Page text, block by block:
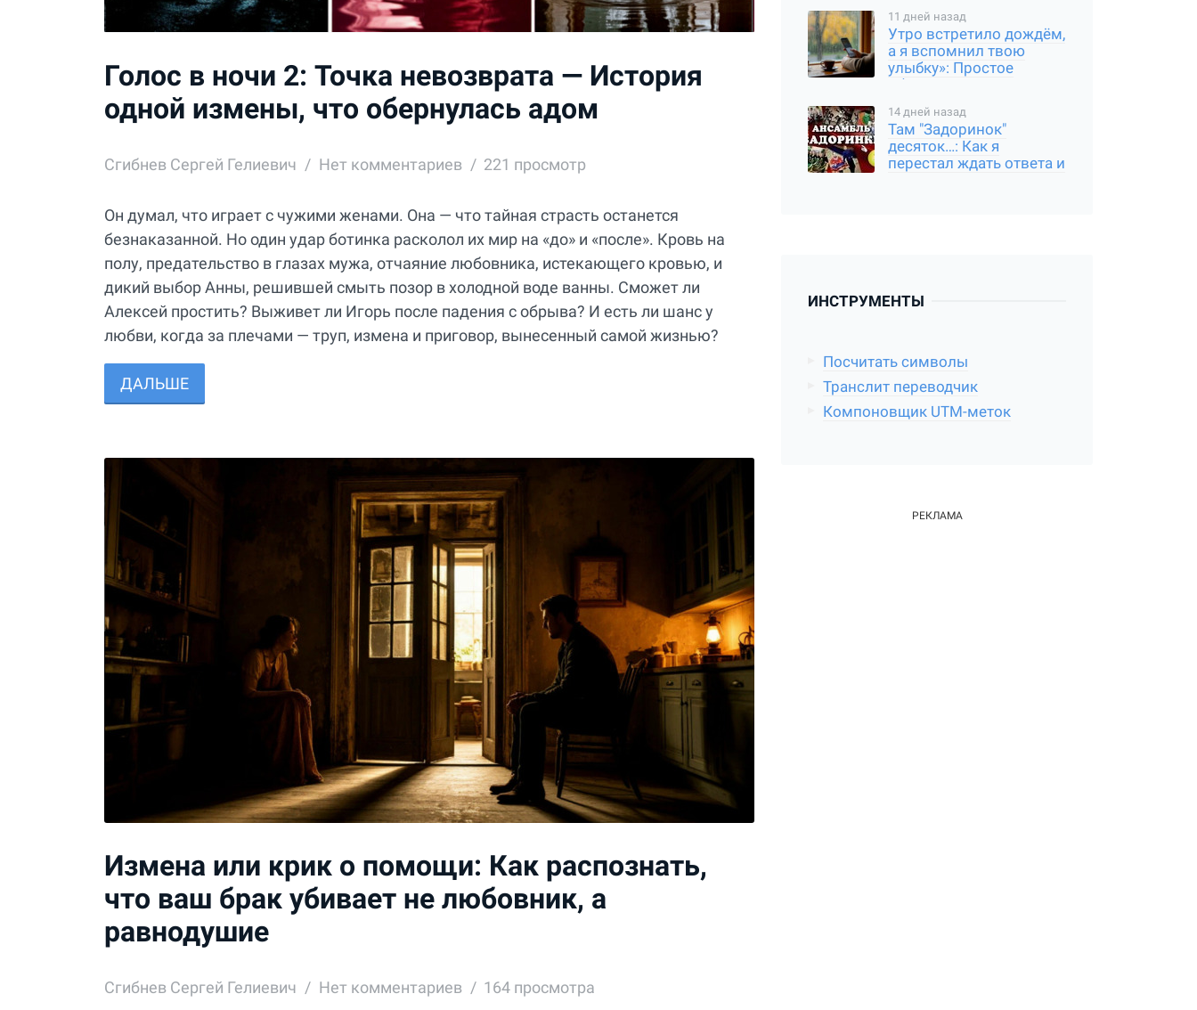
Голос в ночи 2: Точка невозврата — История
одной измены, что обернулась адом
Сгибнев Сергей Гелиевич Нет комментариев 221 просмотр
Он думал, что играет с чужими женами. Она — что тайная страсть останется
безнаказанной. Но один удар ботинка расколол их мир на «до» и «после». Кровь на
полу, предательство в глазах мужа, отчаяние любовника, истекающего кровью, и
дикий выбор Анны, решившей смыть позор в холодной воде ванны. Сможет ли
Алексей простить? Выживет ли Игорь после падения с обрыва? И есть ли шанс у
любви, когда за плечами — труп, измена и приговор, вынесенный самой жизнью?
ДАЛЬШЕ
Измена или крик о помощи: Как распознать,
что ваш брак убивает не любовник, а
равнодушие
Сгибнев Сергей Гелиевич Нет комментариев 164 просмотра
11 дней назад
Утро встретило дождём,
а я вспомнил твою
улыбку»: Простое
общение, которое
14 дней назад
Там "Задоринок"
десяток…: Как я
перестал ждать ответа и
ИНСТРУМЕНТЫ
Посчитать символы
Транслит переводчик
Компоновщик UTM-меток